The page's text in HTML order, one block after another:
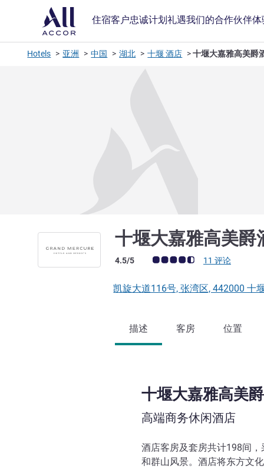
住宿客户忠诚计划礼遇我们的合作伙伴体
Hotels 亚洲 中国 湖北 十堰 酒店 十堰大嘉雅高美爵
十堰大嘉雅高美
客户意见评级 (ALL 评级)
4.5/5 11 评论
凯旋大道116号, 张湾区, 442000 十
描述 客房 位置
十堰大嘉雅高美
高端商务休闲酒店
酒店客房及套房共计198间
和群山风景。酒店将东方文